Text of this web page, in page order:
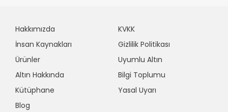
Hakkımızda
İnsan Kaynakları
Ürünler
Altın Hakkında
Kütüphane
Blog
KVKK
Gizlilik Politikası
Uyumlu Altın
Bilgi Toplumu
Yasal Uyarı